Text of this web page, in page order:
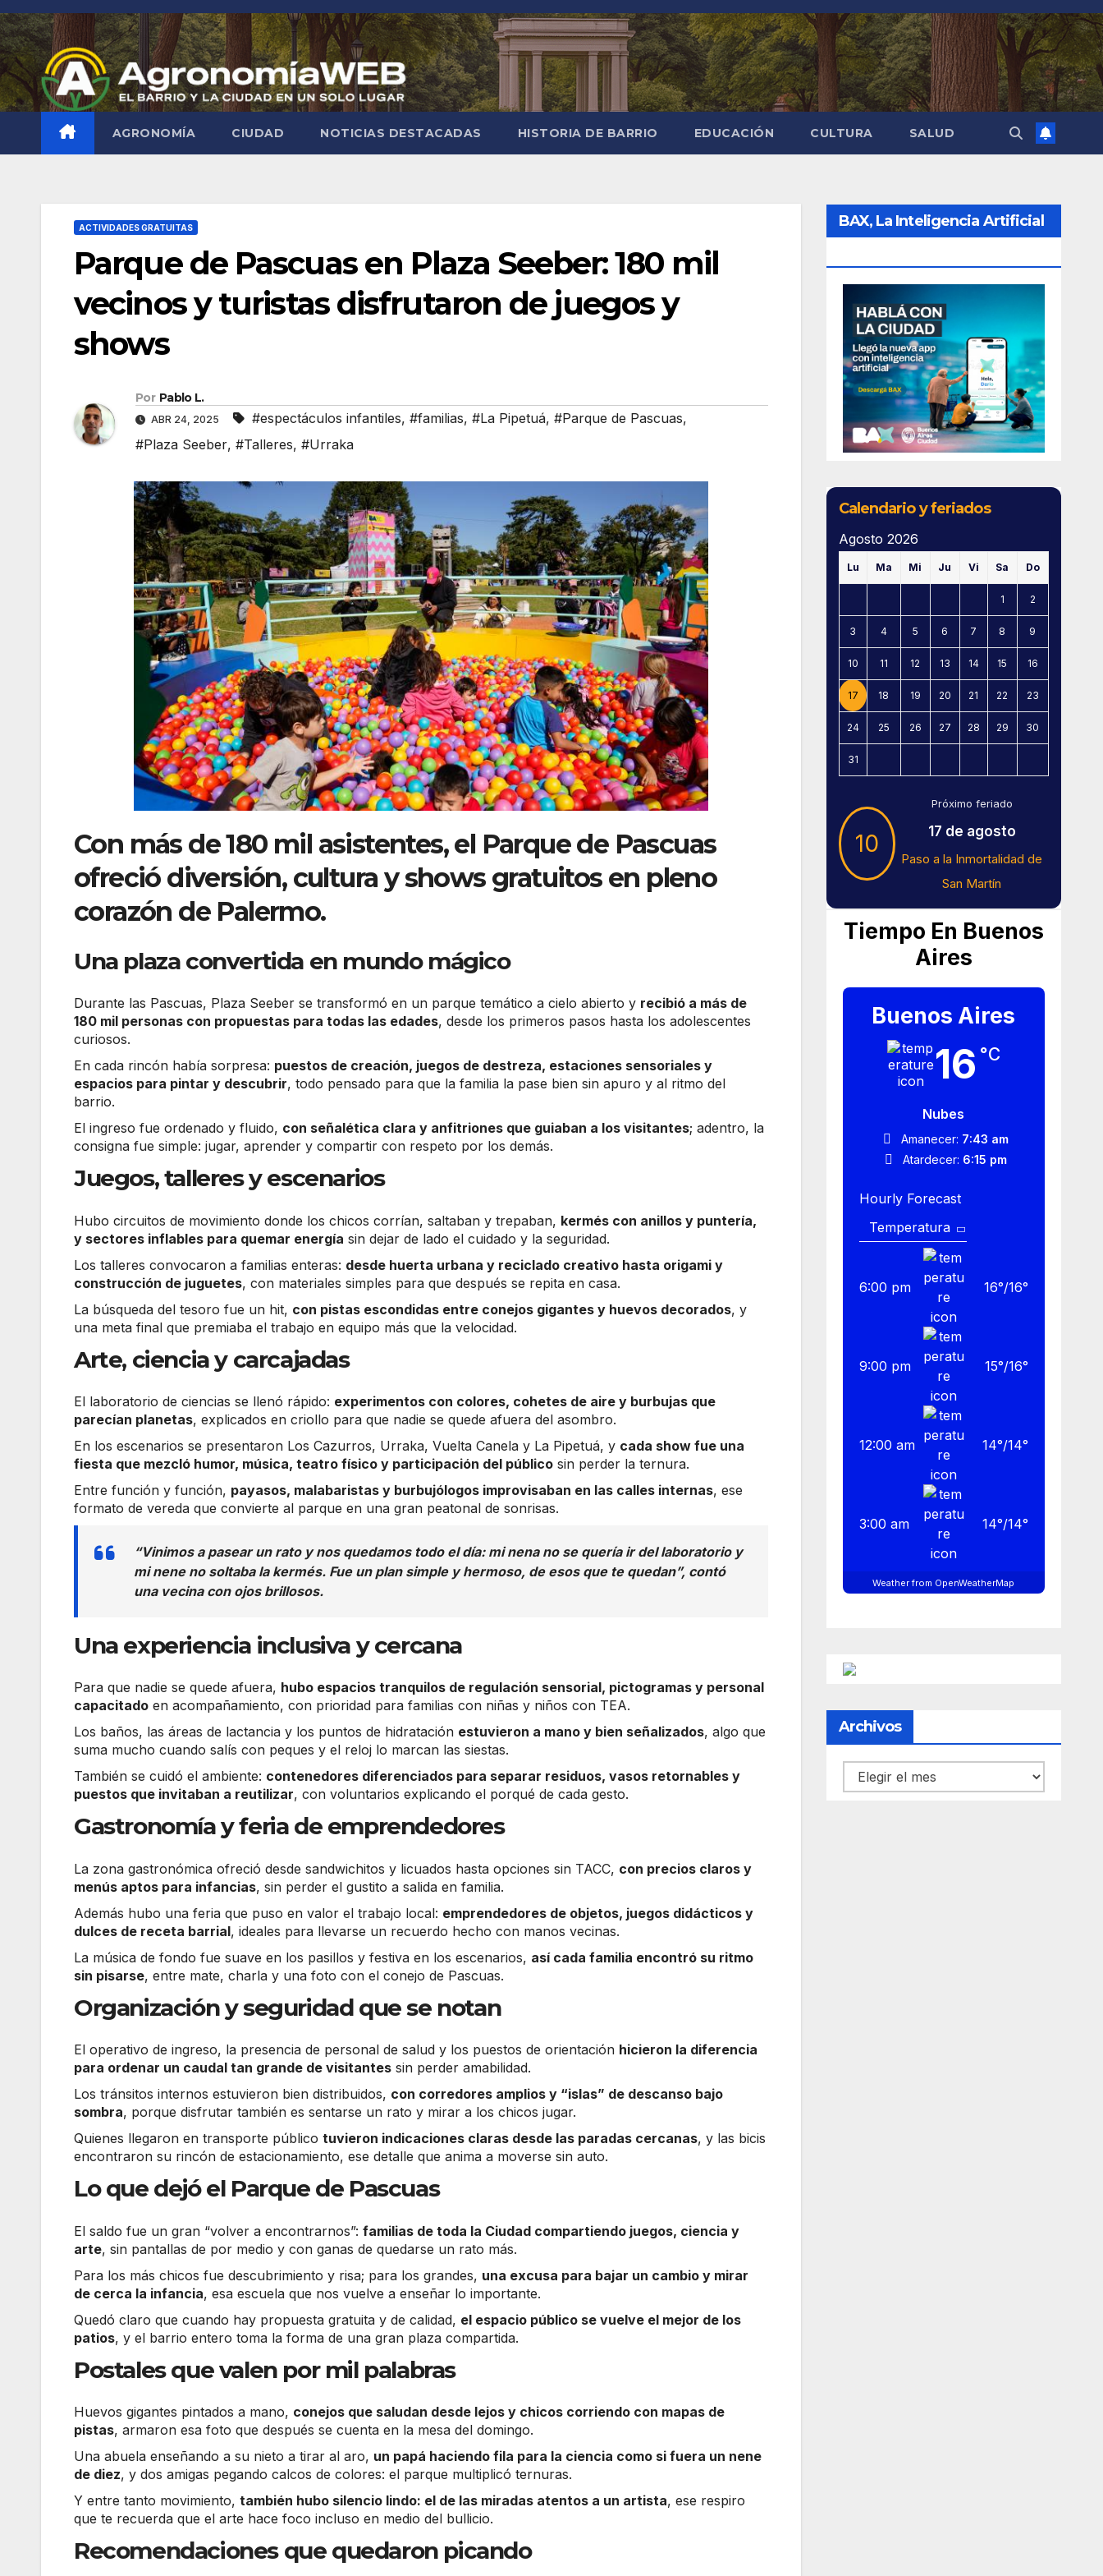
Saltar
al
contenido
AGRONOMÍA CIUDAD NOTICIAS DESTACADAS HISTORIA DE BARRIO EDUCACIÓN CULTURA SALUD
ACTIVIDADES GRATUITAS
Parque de Pascuas en Plaza Seeber: 180 mil
vecinos y turistas disfrutaron de juegos y
shows
Por Pablo L.
ABR 24, 2025 #espectáculos infantiles, #familias, #La Pipetuá, #Parque de Pascuas,
#Plaza Seeber, #Talleres, #Urraka
Con más de 180 mil asistentes, el Parque de Pascuas
ofreció diversión, cultura y shows gratuitos en pleno
corazón de Palermo.
Una plaza convertida en mundo mágico
Durante las Pascuas, Plaza Seeber se transformó en un parque temático a cielo abierto y recibió a más de
180 mil personas con propuestas para todas las edades, desde los primeros pasos hasta los adolescentes
curiosos.
En cada rincón había sorpresa: puestos de creación, juegos de destreza, estaciones sensoriales y
espacios para pintar y descubrir, todo pensado para que la familia la pase bien sin apuro y al ritmo del
barrio.
El ingreso fue ordenado y fluido, con señalética clara y anfitriones que guiaban a los visitantes; adentro, la
consigna fue simple: jugar, aprender y compartir con respeto por los demás.
Juegos, talleres y escenarios
Hubo circuitos de movimiento donde los chicos corrían, saltaban y trepaban, kermés con anillos y puntería,
y sectores inflables para quemar energía sin dejar de lado el cuidado y la seguridad.
Los talleres convocaron a familias enteras: desde huerta urbana y reciclado creativo hasta origami y
construcción de juguetes, con materiales simples para que después se repita en casa.
La búsqueda del tesoro fue un hit, con pistas escondidas entre conejos gigantes y huevos decorados, y
una meta final que premiaba el trabajo en equipo más que la velocidad.
Arte, ciencia y carcajadas
El laboratorio de ciencias se llenó rápido: experimentos con colores, cohetes de aire y burbujas que
parecían planetas, explicados en criollo para que nadie se quede afuera del asombro.
En los escenarios se presentaron Los Cazurros, Urraka, Vuelta Canela y La Pipetuá, y cada show fue una
fiesta que mezcló humor, música, teatro físico y participación del público sin perder la ternura.
Entre función y función, payasos, malabaristas y burbujólogos improvisaban en las calles internas, ese
formato de vereda que convierte al parque en una gran peatonal de sonrisas.
“Vinimos a pasear un rato y nos quedamos todo el día: mi nena no se quería ir del laboratorio y
mi nene no soltaba la kermés. Fue un plan simple y hermoso, de esos que te quedan”, contó
una vecina con ojos brillosos.
Una experiencia inclusiva y cercana
Para que nadie se quede afuera, hubo espacios tranquilos de regulación sensorial, pictogramas y personal
capacitado en acompañamiento, con prioridad para familias con niñas y niños con TEA.
Los baños, las áreas de lactancia y los puntos de hidratación estuvieron a mano y bien señalizados, algo que
suma mucho cuando salís con peques y el reloj lo marcan las siestas.
También se cuidó el ambiente: contenedores diferenciados para separar residuos, vasos retornables y
puestos que invitaban a reutilizar, con voluntarios explicando el porqué de cada gesto.
Gastronomía y feria de emprendedores
La zona gastronómica ofreció desde sandwichitos y licuados hasta opciones sin TACC, con precios claros y
menús aptos para infancias, sin perder el gustito a salida en familia.
Además hubo una feria que puso en valor el trabajo local: emprendedores de objetos, juegos didácticos y
dulces de receta barrial, ideales para llevarse un recuerdo hecho con manos vecinas.
La música de fondo fue suave en los pasillos y festiva en los escenarios, así cada familia encontró su ritmo
sin pisarse, entre mate, charla y una foto con el conejo de Pascuas.
Organización y seguridad que se notan
El operativo de ingreso, la presencia de personal de salud y los puestos de orientación hicieron la diferencia
para ordenar un caudal tan grande de visitantes sin perder amabilidad.
Los tránsitos internos estuvieron bien distribuidos, con corredores amplios y “islas” de descanso bajo
sombra, porque disfrutar también es sentarse un rato y mirar a los chicos jugar.
Quienes llegaron en transporte público tuvieron indicaciones claras desde las paradas cercanas, y las bicis
encontraron su rincón de estacionamiento, ese detalle que anima a moverse sin auto.
Lo que dejó el Parque de Pascuas
El saldo fue un gran “volver a encontrarnos”: familias de toda la Ciudad compartiendo juegos, ciencia y
arte, sin pantallas de por medio y con ganas de quedarse un rato más.
Para los más chicos fue descubrimiento y risa; para los grandes, una excusa para bajar un cambio y mirar
de cerca la infancia, esa escuela que nos vuelve a enseñar lo importante.
Quedó claro que cuando hay propuesta gratuita y de calidad, el espacio público se vuelve el mejor de los
patios, y el barrio entero toma la forma de una gran plaza compartida.
Postales que valen por mil palabras
Huevos gigantes pintados a mano, conejos que saludan desde lejos y chicos corriendo con mapas de
pistas, armaron esa foto que después se cuenta en la mesa del domingo.
Una abuela enseñando a su nieto a tirar al aro, un papá haciendo fila para la ciencia como si fuera un nene
de diez, y dos amigas pegando calcos de colores: el parque multiplicó ternuras.
Y entre tanto movimiento, también hubo silencio lindo: el de las miradas atentos a un artista, ese respiro
que te recuerda que el arte hace foco incluso en medio del bullicio.
Recomendaciones que quedaron picando
BAX, La Inteligencia Artificial
Calendario y feriados
Agosto 2026
Lu Ma Mi Ju Vi Sa Do
1 2
3 4 5 6 7 8 9
10 11 12 13 14 15 16
17 18 19 20 21 22 23
24 25 26 27 28 29 30
31
10
Próximo feriado
17 de agosto
Paso a la Inmortalidad de
San Martín
Tiempo En Buenos
Aires
Buenos Aires
16 °C
Nubes
Amanecer: 7:43 am
Atardecer: 6:15 pm
Hourly Forecast
6:00 pm 16°/16°
9:00 pm 15°/16°
12:00 am 14°/14°
3:00 am 14°/14°
Weather from OpenWeatherMap
Archivos
Archivos